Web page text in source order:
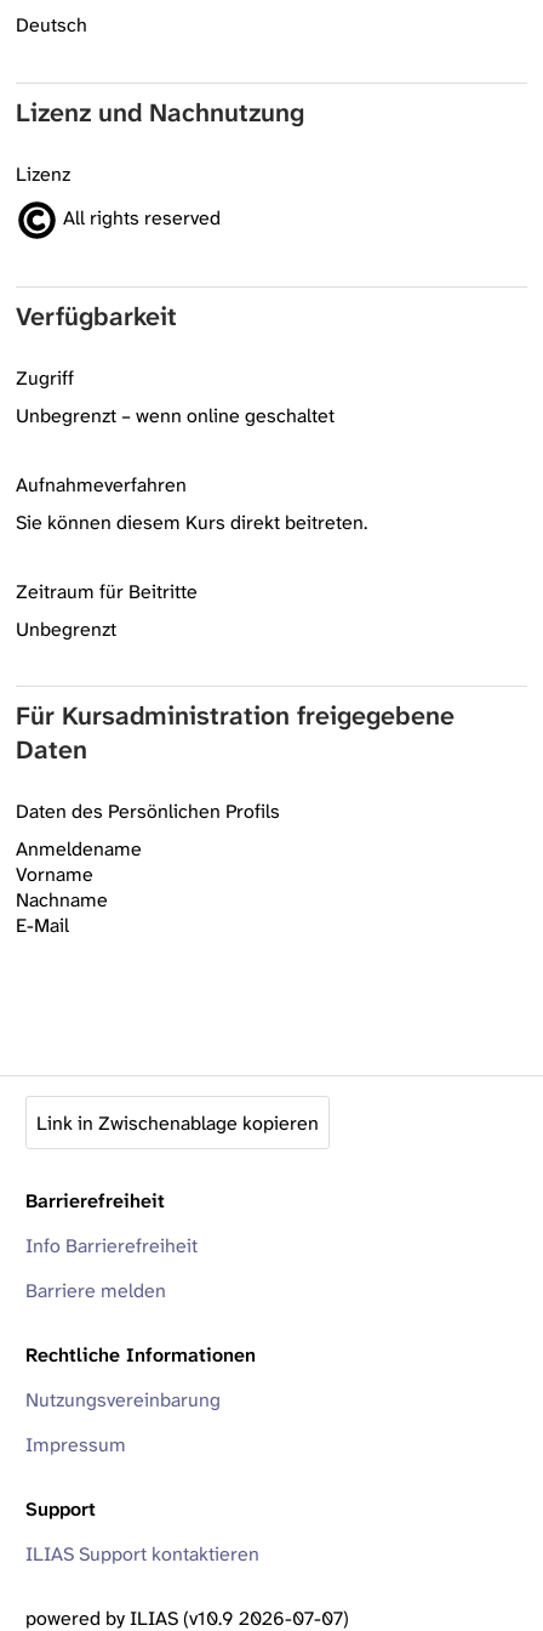
Deutsch
Lizenz und Nachnutzung
Lizenz
All rights reserved
Verfügbarkeit
Zugriff
Unbegrenzt – wenn online geschaltet
Aufnahmeverfahren
Sie können diesem Kurs direkt beitreten.
Zeitraum für Beitritte
Unbegrenzt
Für Kursadministration freigegebene
Daten
Daten des Persönlichen Profils
Anmeldename
Vorname
Nachname
E-Mail
Link in Zwischenablage kopieren
Barrierefreiheit
Info Barrierefreiheit
Barriere melden
Rechtliche Informationen
Nutzungsvereinbarung
Impressum
Support
ILIAS Support kontaktieren
powered by ILIAS (v10.9 2026-07-07)